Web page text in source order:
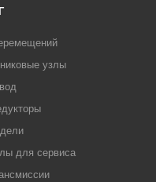
узлы
для сервиса